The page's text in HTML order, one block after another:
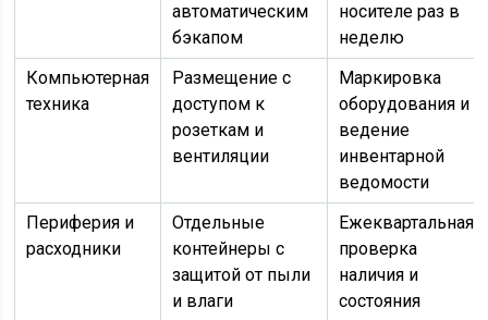
автоматическим
бэкапом
носителе раз в
неделю
Компьютерная
техника
Размещение с
доступом к
розеткам и
вентиляции
Маркировка
оборудования и
ведение
инвентарной
ведомости
Периферия и
расходники
Отдельные
контейнеры с
защитой от пыли
и влаги
Ежеквартальная
проверка
наличия и
состояния